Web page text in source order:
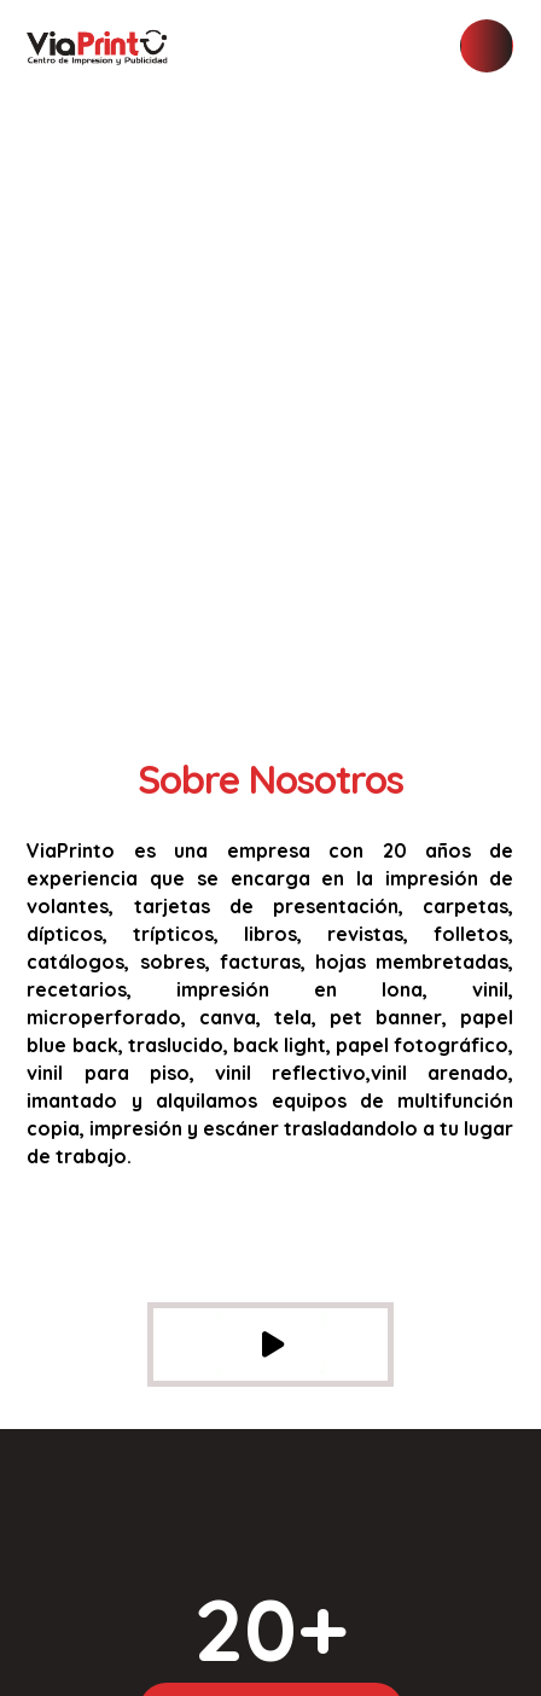
Sobre Nosotros
ViaPrinto es una empresa con 20 años de
experiencia que se encarga en la impresión de
volantes, tarjetas de presentación, carpetas,
dípticos, trípticos, libros, revistas, folletos,
catálogos, sobres, facturas, hojas membretadas,
recetarios, impresión en lona, vinil,
microperforado, canva, tela, pet banner, papel
blue back, traslucido, back light, papel fotográfico,
vinil para piso, vinil reflectivo,vinil arenado,
imantado y alquilamos equipos de multifunción
copia, impresión y escáner trasladandolo a tu lugar
de trabajo.
20+